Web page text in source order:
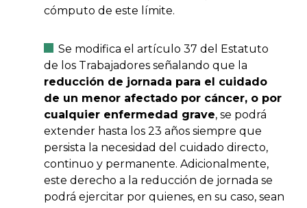
cómputo de este límite.
Se modifica el artículo 37 del Estatuto
de los Trabajadores señalando que la
reducción de jornada para el cuidado
de un menor afectado por cáncer, o por
cualquier enfermedad grave, se podrá
extender hasta los 23 años siempre que
persista la necesidad del cuidado directo,
continuo y permanente. Adicionalmente,
este derecho a la reducción de jornada se
podrá ejercitar por quienes, en su caso, sean